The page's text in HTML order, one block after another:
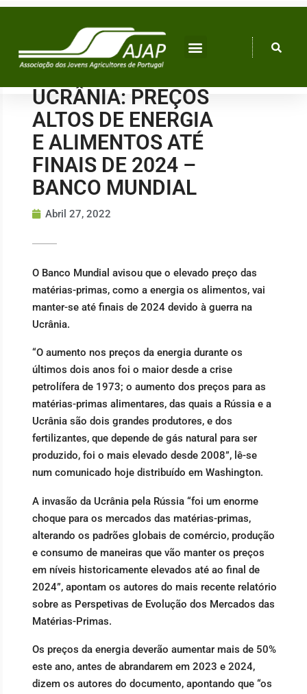
Skip
UCRÂNIA: PREÇOS
ALTOS DE ENERGIA
E ALIMENTOS ATÉ
FINAIS DE 2024 –
BANCO MUNDIAL
Abril 27, 2022
O Banco Mundial avisou que o elevado preço das
matérias-primas, como a energia os alimentos, vai
manter-se até finais de 2024 devido à guerra na
Ucrânia.
“O aumento nos preços da energia durante os
últimos dois anos foi o maior desde a crise
petrolífera de 1973; o aumento dos preços para as
matérias-primas alimentares, das quais a Rússia e a
Ucrânia são dois grandes produtores, e dos
fertilizantes, que depende de gás natural para ser
produzido, foi o mais elevado desde 2008”, lê-se
num comunicado hoje distribuído em Washington.
A invasão da Ucrânia pela Rússia “foi um enorme
choque para os mercados das matérias-primas,
alterando os padrões globais de comércio, produção
e consumo de maneiras que vão manter os preços
em níveis historicamente elevados até ao final de
2024”, apontam os autores do mais recente relatório
sobre as Perspetivas de Evolução dos Mercados das
Matérias-Primas.
Os preços da energia deverão aumentar mais de 50%
este ano, antes de abrandarem em 2023 e 2024,
dizem os autores do documento, apontando que “os